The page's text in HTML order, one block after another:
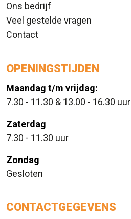
Ons bedrijf
Veel gestelde vragen
Contact
OPENINGSTIJDEN
Maandag t/m vrijdag:
7.30 - 11.30 & 13.00 - 16.30 uur
Zaterdag
7.30 - 11.30 uur
Zondag
Gesloten
CONTACTGEGEVENS